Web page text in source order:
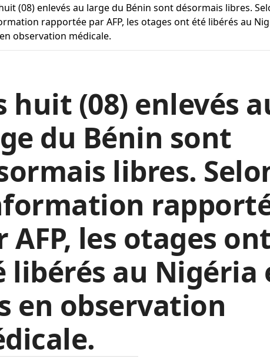
(08) enlevés au large du Bénin sont désormais libres.
rapportée par AFP, les otages ont été libérés au
observation médicale.
huit (08) enlevés
du Bénin sont
libres.
AFP, les otages
libérés au Nigéria
en observation